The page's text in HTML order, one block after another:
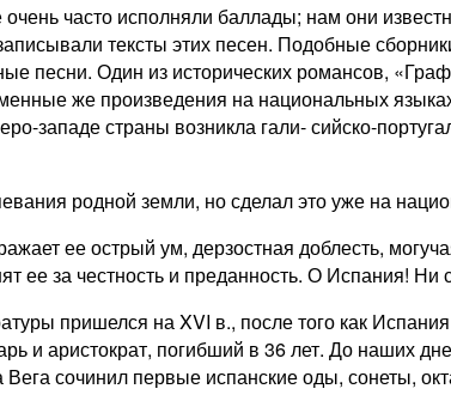
часто исполняли баллады; нам они
тексты этих песен. Подобные
песни. Один из исторических романсов,
же произведения на национальных
западе страны возникла гали- сийско-
родной земли, но сделал это уже на
ее острый ум, дерзостная доблесть,
ее за честность и преданность. О Испания! Ни
пришелся на XVI в., после того как
и аристократ, погибший в 36 лет. До наших
сочинил первые испанские оды, сонеты,